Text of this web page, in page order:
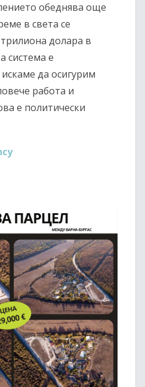
обеднява още
в света се
долара в
система е
да осигурим
работа и
е политически